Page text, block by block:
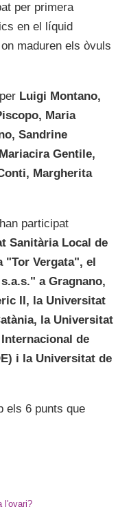
per primera
en el líquid
maduren els òvuls
Luigi Montano,
Maria
Sandrine
Gentile,
Margherita
participat
Sanitària Local de
"Tor Vergata", el
a Gragnano,
II, la Universitat
la Universitat
de
i la Universitat de
els 6 punts que
l'ovari?